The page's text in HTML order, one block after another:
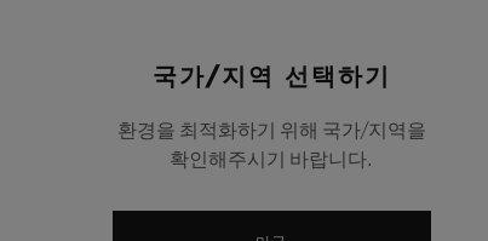
국가/지역 선택하기
환경을 최적화하기 위해 국가/지역을
확인해주시기 바랍니다.